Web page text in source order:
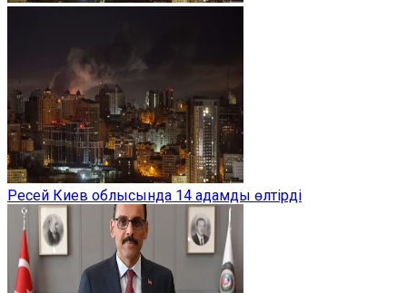
Ресей Киев облысында 14 адамды өлтірді